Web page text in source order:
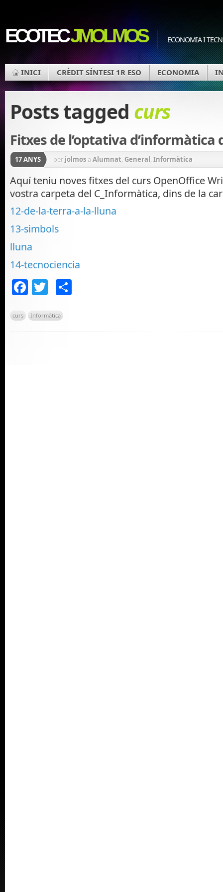
ECOTECJMOLMOS ECONOMIA I
INICI CRÈDIT SÍNTESI 1R ESO ECONOMIA
Posts tagged curs
Fitxes de l’optativa d’informàtica
17 ANYS per jolmos a Alumnat, General, Informàtica
Aquí teniu noves fitxes del curs OpenOffice
vostra carpeta del C_Informàtica, dins de la
12-de-la-terra-a-la-lluna
13-simbols
lluna
14-tecnociencia
Facebook
Twitter
curs Informàtica